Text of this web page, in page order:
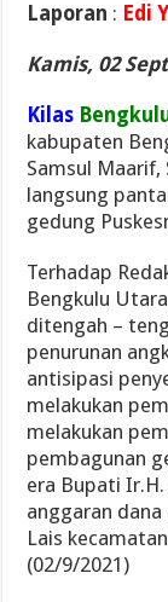
Laporan : Edi
Kamis, 02
Kilas
kabupaten
Samsul Maarif,
langsung
gedung
Terhadap
Bengkulu
ditengah –
penurunan
antisipasi
melakukan
melakukan
pembagunan
era Bupati
anggaran dana
Lais
(02/9/2021)